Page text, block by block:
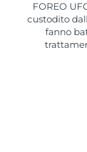
FOREO
custodito
fanno